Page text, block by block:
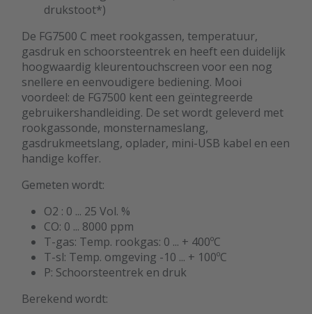
drukstoot*)
De FG7500 C meet rookgassen, temperatuur,
gasdruk en schoorsteentrek en heeft een duidelijk
hoogwaardig kleurentouchscreen voor een nog
snellere en eenvoudigere bediening. Mooi
voordeel: de FG7500 kent een geïntegreerde
gebruikershandleiding. De set wordt geleverd met
rookgassonde, monsternameslang,
gasdrukmeetslang, oplader, mini-USB kabel en een
handige koffer.
Gemeten wordt:
O2 : 0 ... 25 Vol. %
CO: 0 ... 8000 ppm
T-gas: Temp. rookgas: 0 ... + 400ºC
T-sl: Temp. omgeving -10 ... + 100ºC
P: Schoorsteentrek en druk
Berekend wordt: